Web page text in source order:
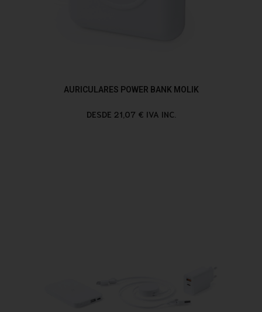
AURICULARES POWER BANK MOLIK
DESDE 21,07 € IVA INC.